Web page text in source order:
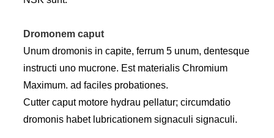
Dromonem caput
Unum dromonis in capite, ferrum 5 unum, dentesque
instructi uno mucrone. Est materialis Chromium
Maximum. ad faciles probationes.
Cutter caput motore hydrau pellatur; circumdatio
dromonis habet lubricationem signaculi signaculi.